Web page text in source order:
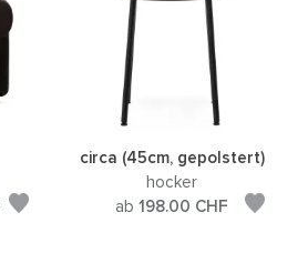
circa (45cm, gepolstert)
hocker
ab198.00 CHF